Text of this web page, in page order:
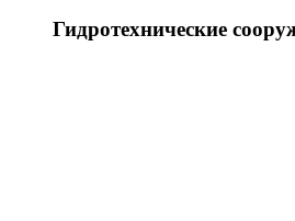
Гидротехнические